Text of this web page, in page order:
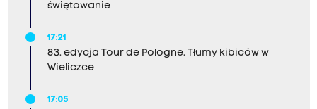
świętowanie
17:21
83. edycja Tour de Pologne. Tłumy kibiców w
Wieliczce
17:05